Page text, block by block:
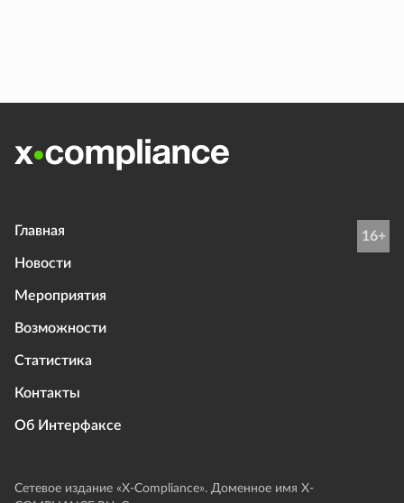
Главная
Новости
Мероприятия
Возможности
Статистика
Контакты
Об Интерфаксе
16+
Сетевое издание «Х-Compliance». Доменное имя X-